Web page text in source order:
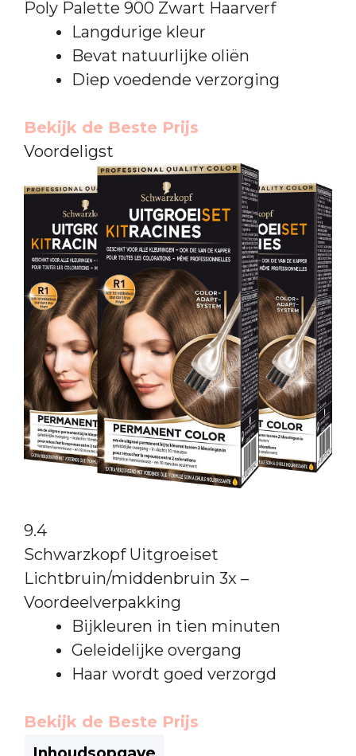
Poly Palette 900 Zwart Haarverf
Langdurige kleur
Bevat natuurlijke oliën
Diep voedende verzorging
Bekijk de Beste Prijs
Voordeligst
9.4
Schwarzkopf Uitgroeiset
Lichtbruin/middenbruin 3x –
Voordeelverpakking
Bijkleuren in tien minuten
Geleidelijke overgang
Haar wordt goed verzorgd
Bekijk de Beste Prijs